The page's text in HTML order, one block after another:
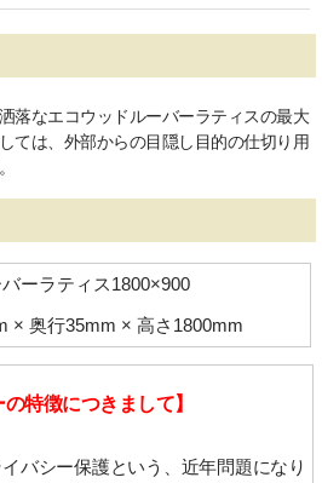
落なエコウッドルーバーラティスの最大
ては、外部からの目隠し目的の仕切り用
ーラティス1800×900
× 奥行35mm × 高さ1800mm
の特徴につきまして】
バシー保護という、近年問題になり